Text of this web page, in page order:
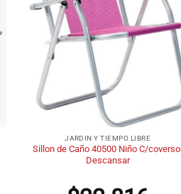
JARDIN Y TIEMPO LIBRE
Sillon de Caño 40500 Niño C/coversol
Descansar